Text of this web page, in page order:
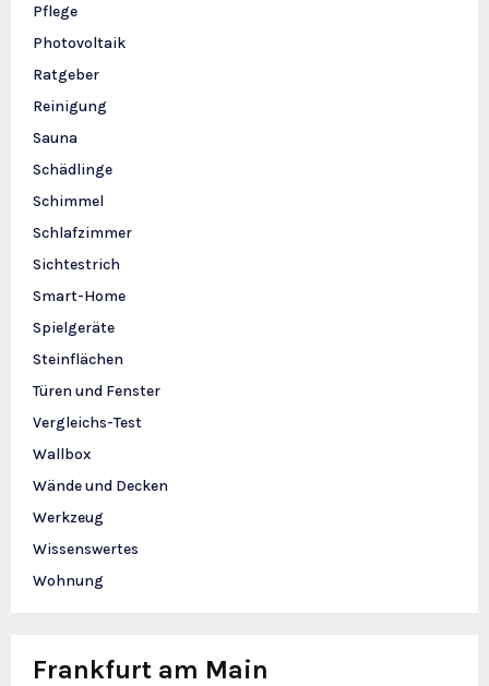
Pflege
Photovoltaik
Ratgeber
Reinigung
Sauna
Schädlinge
Schimmel
Schlafzimmer
Sichtestrich
Smart-Home
Spielgeräte
Steinflächen
Türen und Fenster
Vergleichs-Test
Wallbox
Wände und Decken
Werkzeug
Wissenswertes
Wohnung
Frankfurt am Main